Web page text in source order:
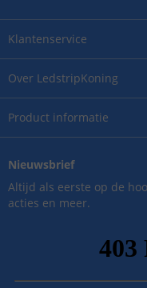
Over LedstripKoning
Product informatie
Klantenservice
Nieuwsbrief
Altijd als eerste op de
acties en meer.